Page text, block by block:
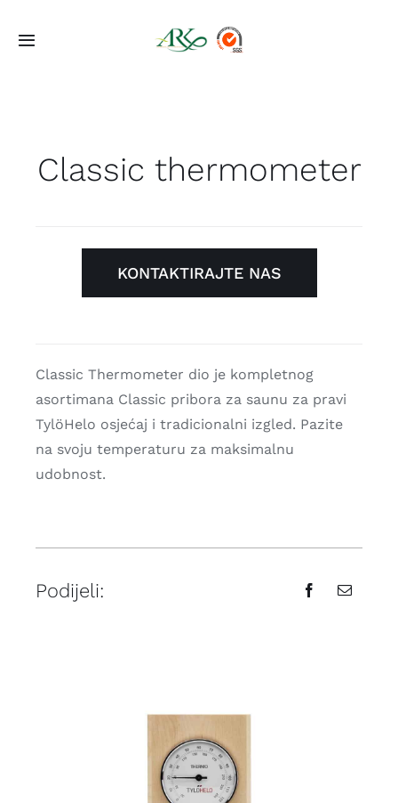
Toggle
Classic thermometer
KONTAKTIRAJTE NAS
Classic Thermometer dio je kompletnog
asortimana Classic pribora za saunu za pravi
TylöHelo osjećaj i tradicionalni izgled. Pazite
na svoju temperaturu za maksimalnu
udobnost.
Podijeli: